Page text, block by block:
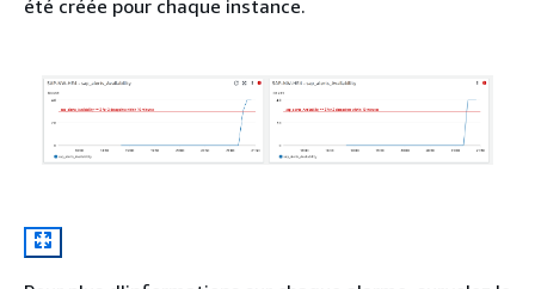
été créée pour chaque instance.